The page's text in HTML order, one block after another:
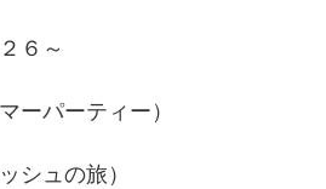
６～
ーパーティー）
シュの旅）